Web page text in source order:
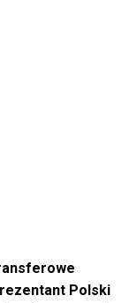
Polski